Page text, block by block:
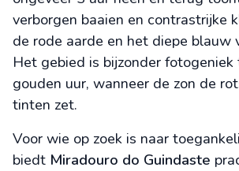
verborgen baaien en contrastrijke
de rode aarde en het diepe blauw
Het gebied is bijzonder
gouden uur, wanneer de zon de
tinten zet.
Voor wie op zoek is naar
biedt Miradouro do Guindaste